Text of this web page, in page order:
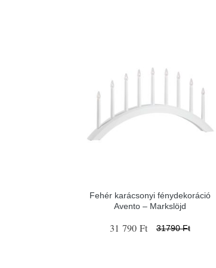
Fehér karácsonyi fénydekoráció
Avento – Markslöjd
31 790 Ft 31790 Ft